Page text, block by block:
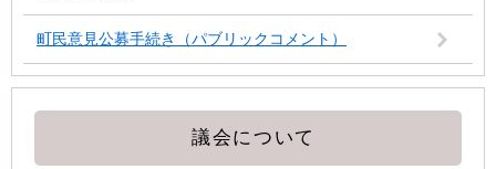
町民意見公募手続き（パブリックコメント）
議会について